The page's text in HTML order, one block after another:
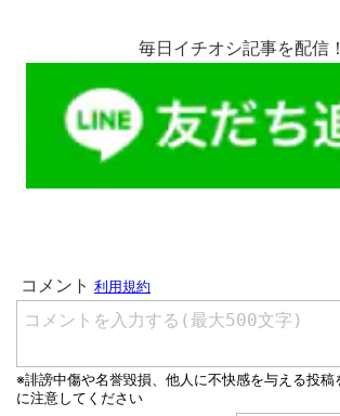
毎日イチオシ記事を配信！